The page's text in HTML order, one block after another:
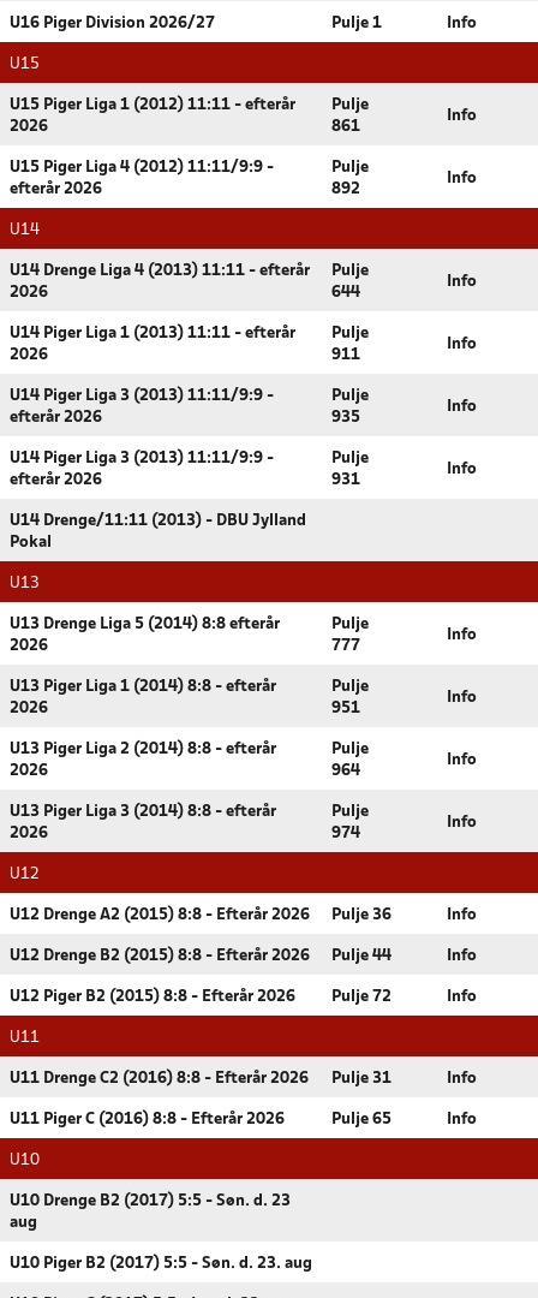
U16 Piger Division 2026/27 Pulje 1 Info
U15
U15 Piger Liga 1 (2012) 11:11 - efterår
2026
Pulje
861
Info
U15 Piger Liga 4 (2012) 11:11/9:9 -
efterår 2026
Pulje
892
Info
U14
U14 Drenge Liga 4 (2013) 11:11 - efterår
2026
Pulje
644
Info
U14 Piger Liga 1 (2013) 11:11 - efterår
2026
Pulje
911
Info
U14 Piger Liga 3 (2013) 11:11/9:9 -
efterår 2026
Pulje
935
Info
U14 Piger Liga 3 (2013) 11:11/9:9 -
efterår 2026
Pulje
931
Info
U14 Drenge/11:11 (2013) - DBU Jylland
Pokal
U13
U13 Drenge Liga 5 (2014) 8:8 efterår
2026
Pulje
777
Info
U13 Piger Liga 1 (2014) 8:8 - efterår
2026
Pulje
951
Info
U13 Piger Liga 2 (2014) 8:8 - efterår
2026
Pulje
964
Info
U13 Piger Liga 3 (2014) 8:8 - efterår
2026
Pulje
974
Info
U12
U12 Drenge A2 (2015) 8:8 - Efterår 2026 Pulje 36 Info
U12 Drenge B2 (2015) 8:8 - Efterår 2026 Pulje 44 Info
U12 Piger B2 (2015) 8:8 - Efterår 2026 Pulje 72 Info
U11
U11 Drenge C2 (2016) 8:8 - Efterår 2026 Pulje 31 Info
U11 Piger C (2016) 8:8 - Efterår 2026 Pulje 65 Info
U10
U10 Drenge B2 (2017) 5:5 - Søn. d. 23
aug
U10 Piger B2 (2017) 5:5 - Søn. d. 23. aug